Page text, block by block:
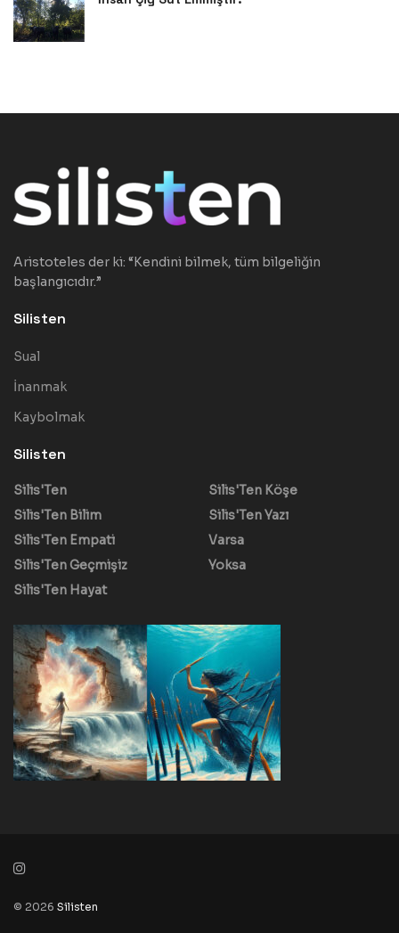
Aristoteles der ki: “Kendini bilmek, tüm bilgeliğin
başlangıcıdır.”
Silisten
Sual
İnanmak
Kaybolmak
Silisten
Silis'Ten
Silis'Ten Bilim
Silis'Ten Empati
Silis'Ten Geçmişiz
Silis'Ten Hayat
Silis'Ten Köşe
Silis'Ten Yazı
Varsa
Yoksa
© 2026 Silisten